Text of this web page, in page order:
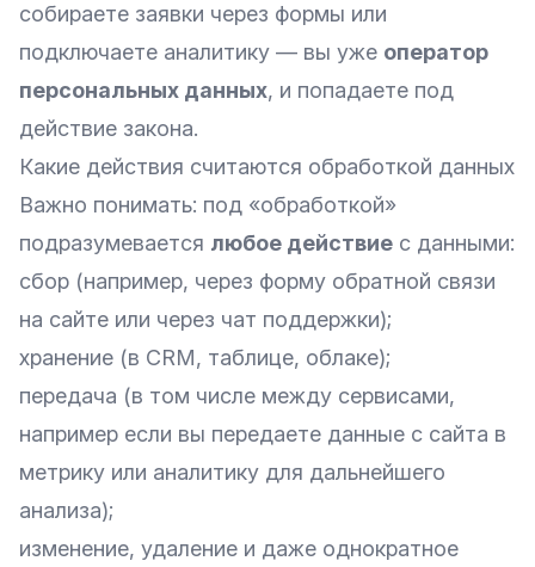
собираете заявки через формы или
подключаете аналитику — вы уже оператор
персональных данных, и попадаете под
действие закона.
Какие действия считаются обработкой данных
Важно понимать: под «обработкой»
подразумевается любое действие с данными:
сбор (например, через форму обратной связи
на сайте или через чат поддержки);
хранение (в CRM, таблице, облаке);
передача (в том числе между сервисами,
например если вы передаете данные с сайта в
метрику или аналитику для дальнейшего
анализа);
изменение, удаление и даже однократное